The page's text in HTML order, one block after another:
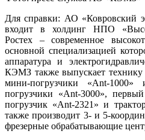
Для справки: АО «Ковровский
входит в холдинг НПО
Ростех – современное
основной специализацией
аппаратура и
КЭМЗ также выпускает
мини-погрузчики «Ant-
погрузчики «Ant-3000», первый
погрузчик «Ant-2321» и
также производит 3- и 5-
фрезерные обрабатывающие